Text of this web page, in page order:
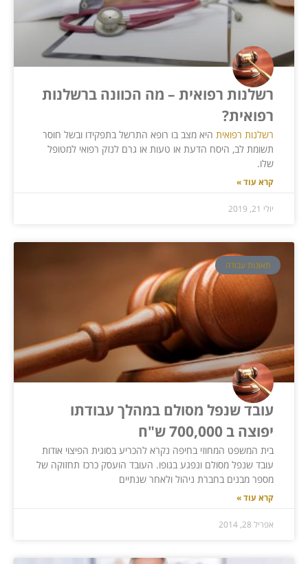
רשלנות רפואית – מה הכוונה ברשלנות
רפואית?
רשלנות רפואית היא מצב בו רופא התרשל בתפקידו ובשל חוסר
תשומת לב, היסח הדעת או טעות או גרם לנזק רפואי למטופל
שלו.
קרא עוד »
יולי 21, 2019
תאונות עבודה
עובד שנפל מסולם במהלך עבודתו
יפוצה ב 700,000 ש"ח
בית המשפט המחוזי בחיפה נקרא להכריע בסוגית הפיצוי אודות
עובד שנפל מסולם ונפגע בגופו. העובד הועסק כרכז תחזוקה של
מספר מבנים בחברת ניהול ולאחר שנתיים
קרא עוד »
אפריל 28, 2014